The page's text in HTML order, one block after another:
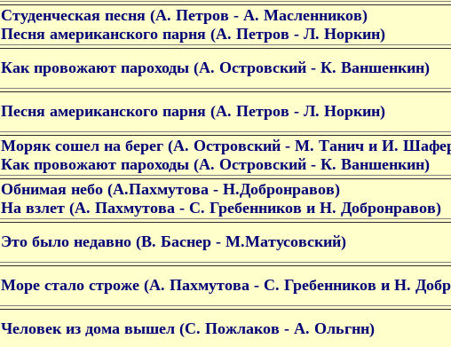
Студенческая песня (А. Петров - А. Масленников)
Песня американского парня (А. Петров - Л. Норкин)
Как провожают пароходы (А. Островский - К. Ваншенкин)
Песня американского парня (А. Петров - Л. Норкин)
Моряк сошел на берег (А. Островский - М. Танич и И.
Как провожают пароходы (А. Островский - К. Ваншенкин)
Обнимая небо (А.Пахмутова - Н.Добронравов)
На взлет (А. Пахмутова - С. Гребенников и Н. Добронравов)
Это было недавно (В. Баснер - М.Матусовский)
Море стало строже (А. Пахмутова - С. Гребенников и Н.
Человек из дома вышел (С. Пожлаков - А. Ольгнн)